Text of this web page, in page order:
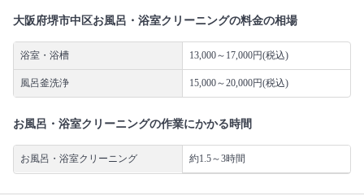
大阪府堺市中区お風呂・浴室クリーニングの料金の相場
浴室・浴槽 13,000～17,000円(税込)
風呂釜洗浄 15,000～20,000円(税込)
お風呂・浴室クリーニングの作業にかかる時間
お風呂・浴室クリーニング 約1.5～3時間